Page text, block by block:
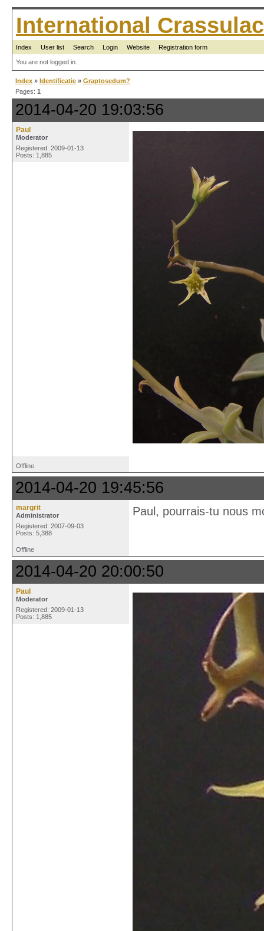
International
Index User list Search Login Website Registration form
You are not logged in.
Index » Identificatie » Graptosedum?
Pages: 1
2014-04-20 19:03:56
Paul
Moderator
Registered: 2009-01-13
Posts: 1,885
Offline
2014-04-20 19:45:56
margrit
Administrator
Registered: 2007-09-03
Posts: 5,388
Paul, pourrais-tu nous
Offline
2014-04-20 20:00:50
Paul
Moderator
Registered: 2009-01-13
Posts: 1,885